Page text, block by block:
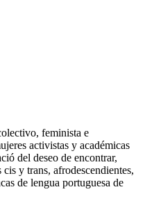
feminista e
activistas y académicas
del deseo de encontrar,
y trans, afrodescendientes,
de lengua portuguesa de